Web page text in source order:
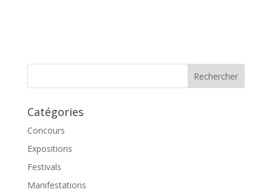
Catégories
Concours
Expositions
Festivals
Manifestations